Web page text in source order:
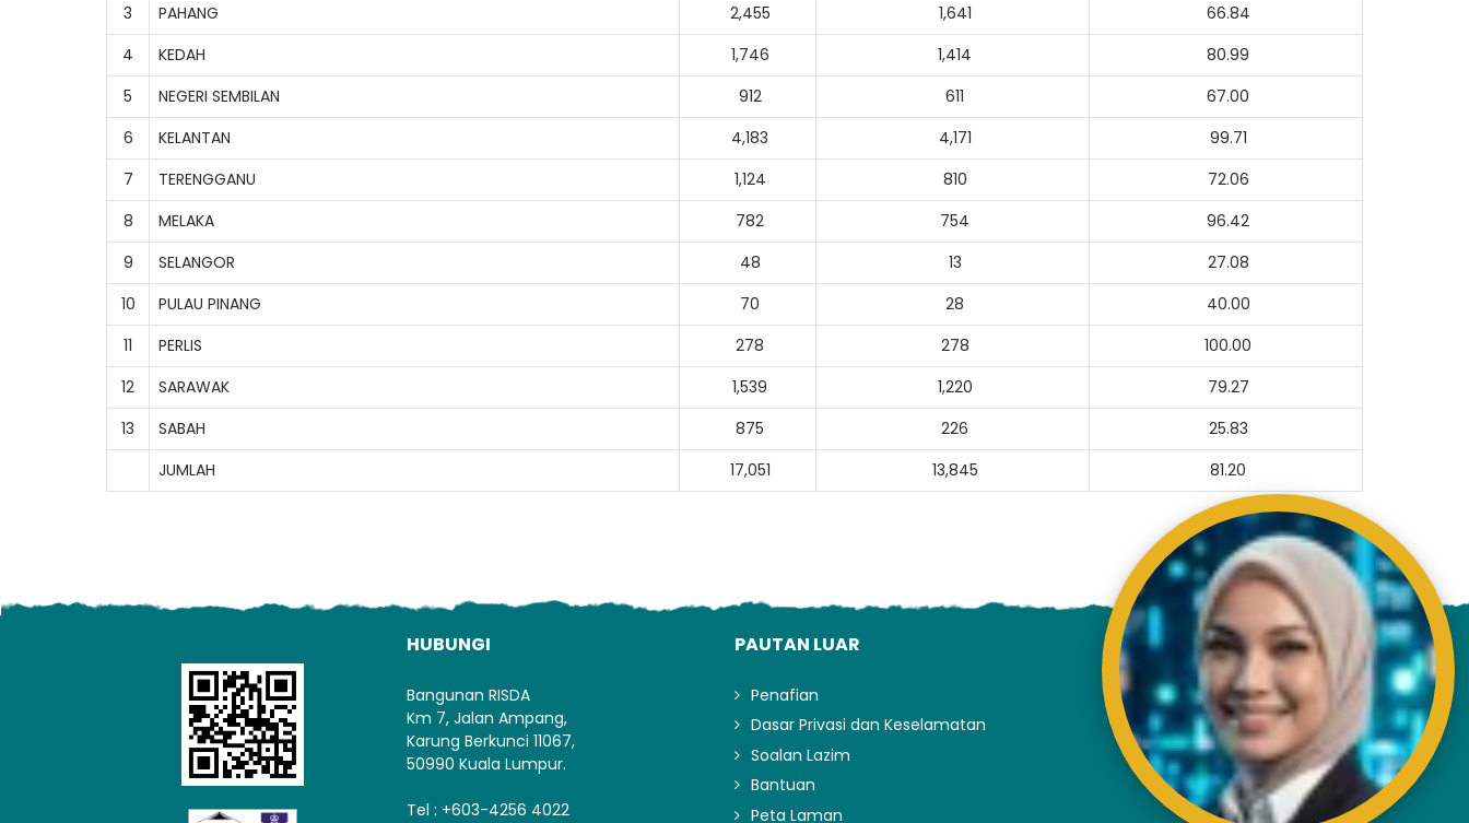
3
PAHANG 2,455 1,641
66.84
4
KEDAH 1,746 1,414
80.99
5
NEGERI SEMBILAN 912 611
67.00
6
KELANTAN 4,183 4,171
99.71
7
TERENGGANU 1,124 810
72.06
8
MELAKA 782 754
96.42
9
SELANGOR 48 13
27.08
10
PULAU PINANG 70 28
40.00
11
PERLIS 278 278
100.00
12
SARAWAK 1,539 1,220
79.27
13
SABAH 875 226
25.83
JUMLAH
17,051 13,845 81.20
HUBUNGI
Bangunan RISDA
Km 7, Jalan Ampang,
Karung Berkunci 11067,
50990 Kuala Lumpur.
Tel : +603-4256 4022
PAUTAN LUAR
Penafian
Dasar Privasi dan Keselamatan
Soalan Lazim
Bantuan
Peta Laman